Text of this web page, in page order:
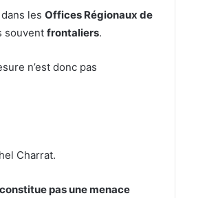
les Offices Régionaux de
souvent frontaliers.
n’est donc pas
Charrat.
pas une menace